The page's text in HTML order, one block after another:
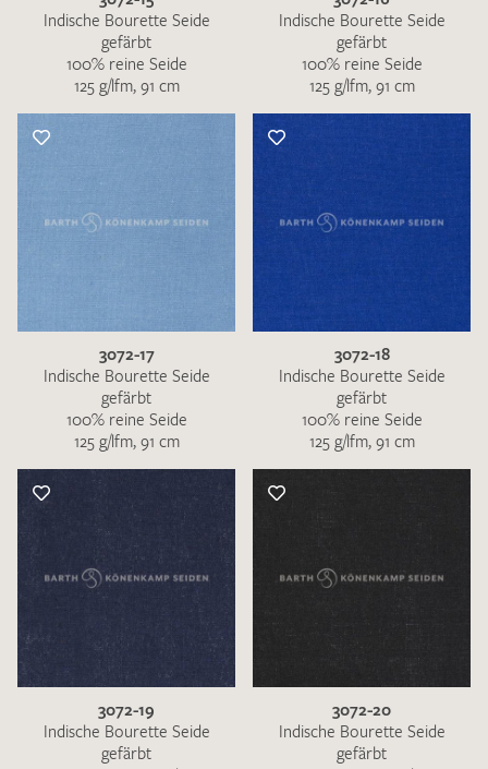
Indische Bourette Seide
gefärbt
100% reine Seide
125 g/lfm, 91 cm
Indische Bourette Seide
gefärbt
100% reine Seide
125 g/lfm, 91 cm
3072-17
Indische Bourette Seide
gefärbt
100% reine Seide
125 g/lfm, 91 cm
3072-18
Indische Bourette Seide
gefärbt
100% reine Seide
125 g/lfm, 91 cm
3072-19
Indische Bourette Seide
gefärbt
3072-20
Indische Bourette Seide
gefärbt